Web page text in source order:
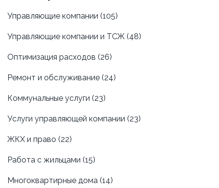
Управляющие компании (105)
Управляющие компании и ТСЖ (48)
Оптимизация расходов (26)
Ремонт и обслуживание (24)
Коммунальные услуги (23)
Услуги управляющей компании (23)
ЖКХ и право (22)
Работа с жильцами (15)
Многоквартирные дома (14)